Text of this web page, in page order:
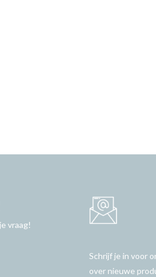
vraag!
Schrijf je in voor
over nieuwe